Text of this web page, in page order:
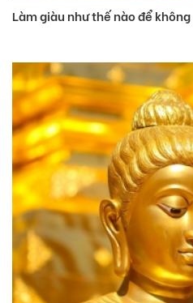
Làm giàu như thế nào để